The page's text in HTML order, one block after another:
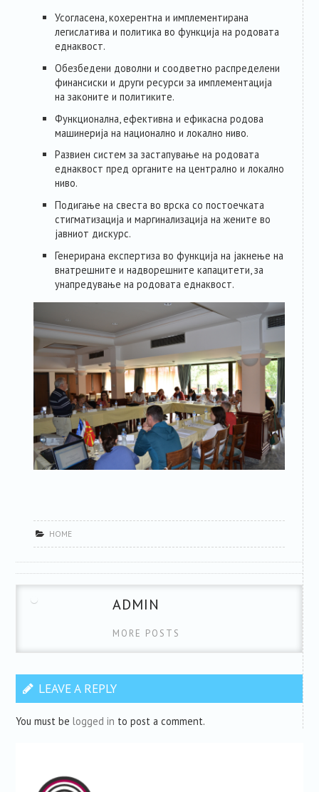
Усогласена, кохерентна и имплементирана
легислатива и политика во функција на родовата
еднаквост.
Обезбедени доволни и соодветно распределени
финансиски и други ресурси за имплементација
на законите и политиките.
Функционална, ефективна и ефикасна родова
машинерија на национално и локално ниво.
Развиен систем за застапување на родовата
еднаквост пред органите на централно и локално
ниво.
Подигање на свеста во врска со постоечката
стигматизација и маргинализација на жените во
јавниот дискурс.
Генерирана експертиза во функција на јакнење на
внатрешните и надворешните капацитети, за
унапредување на родовата еднаквост.
HOME
ADMIN
MORE POSTS
LEAVE A REPLY
You must belogged in to post a comment.